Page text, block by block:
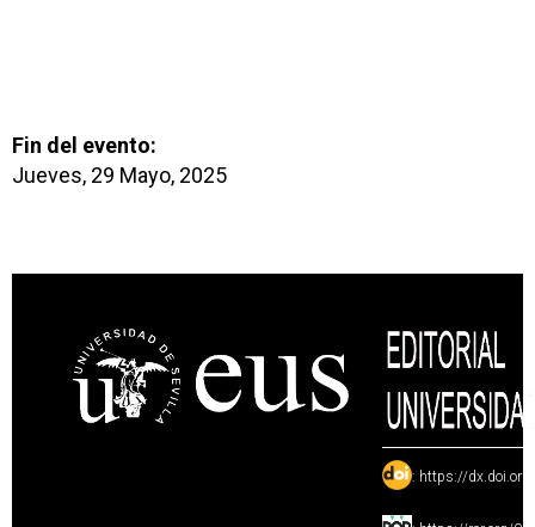
Fin del evento:
Jueves, 29 Mayo, 2025
: https://